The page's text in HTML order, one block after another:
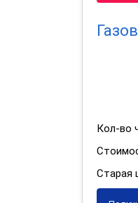
Кол-во
Старая